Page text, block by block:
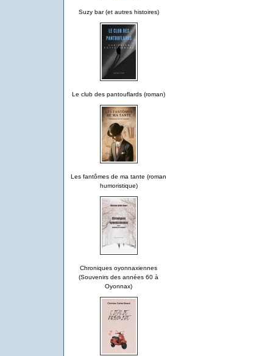
Suzy bar (et autres histoires)
Le club des pantouflards (roman)
Les fantômes de ma tante (roman
humoristique)
Chroniques oyonnaxiennes
(Souvenirs des années 60 à
Oyonnax)